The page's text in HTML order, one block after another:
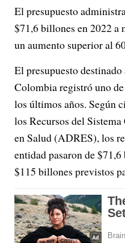
El presupuesto
$71,6 billones en 2022 a
un aumento superior al
El presupuesto
Colombia registró uno
los últimos años. Según
los Recursos del
en Salud (ADRES), los
entidad pasaron de
$115 billones previstos